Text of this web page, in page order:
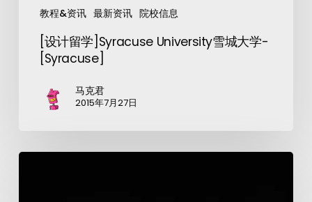
教程&资讯 最新资讯 院校信息
[设计留学]Syracuse University雪城大学-
[Syracuse]
马克君
2015年7月27日